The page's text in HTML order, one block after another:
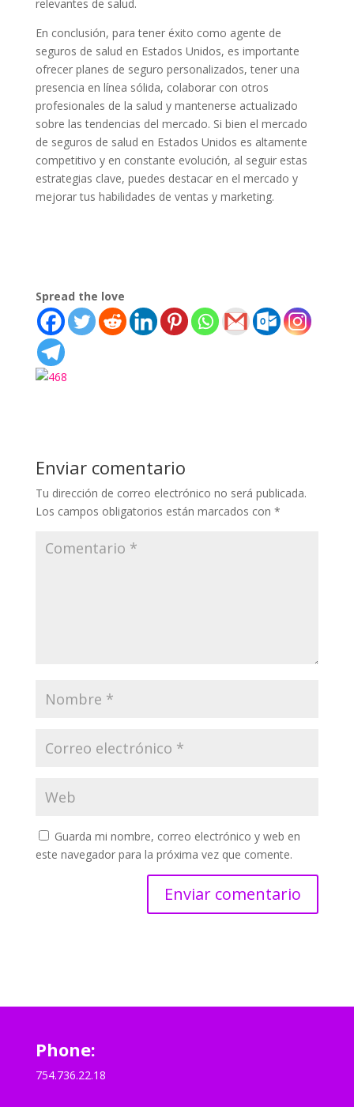
relevantes de salud.
En conclusión, para tener éxito como agente de
seguros de salud en Estados Unidos, es importante
ofrecer planes de seguro personalizados, tener una
presencia en línea sólida, colaborar con otros
profesionales de la salud y mantenerse actualizado
sobre las tendencias del mercado. Si bien el mercado
de seguros de salud en Estados Unidos es altamente
competitivo y en constante evolución, al seguir estas
estrategias clave, puedes destacar en el mercado y
mejorar tus habilidades de ventas y marketing.
Spread the love
Enviar comentario
Tu dirección de correo electrónico no será publicada.
Los campos obligatorios están marcados con *
Guarda mi nombre, correo electrónico y web en
este navegador para la próxima vez que comente.
Phone:
754.736.22.18